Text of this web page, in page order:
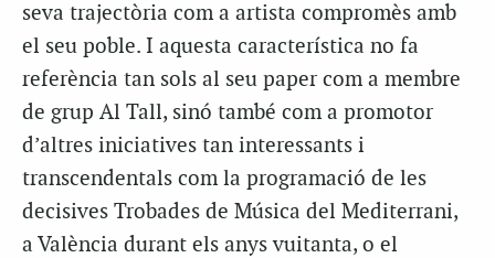
seva trajectòria com a artista compromès amb
el seu poble. I aquesta característica no fa
referència tan sols al seu paper com a membre
de grup Al Tall, sinó també com a promotor
d’altres iniciatives tan interessants i
transcendentals com la programació de les
decisives Trobades de Música del Mediterrani,
a València durant els anys vuitanta, o el